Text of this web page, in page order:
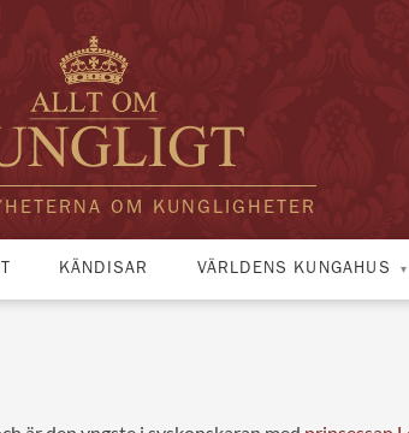
OM KUNGLIGHETER
KÄNDISAR VÄRLDENS KUNGAHUS